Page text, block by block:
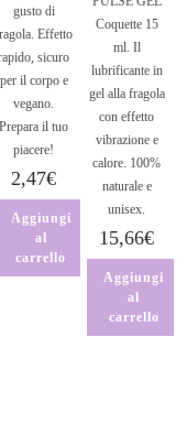
gusto di
Effetto
sicuro
per il corpo e
vegano.
Prepara il tuo
piacere!
2,47€
Aggiungi
al
carrello
Coquette 15
ml. Il
lubrificante in
gel alla fragola
con effetto
vibrazione e
calore. 100%
naturale e
unisex.
15,66€
Aggiungi
al
carrello